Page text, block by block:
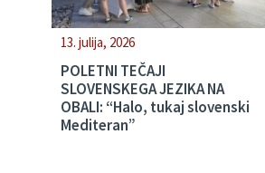
13. julija, 2026
POLETNI TEČAJI
SLOVENSKEGA JEZIKA NA
OBALI: “Halo, tukaj slovenski
Mediteran”